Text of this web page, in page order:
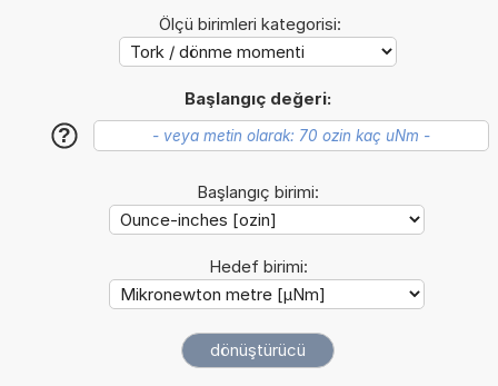
Ölçü birimleri kategorisi:
Başlangıç değeri:
?
Başlangıç birimi:
Hedef birimi: